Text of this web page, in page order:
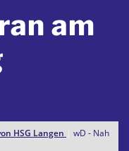
am
HSG Langen
wD - Nah